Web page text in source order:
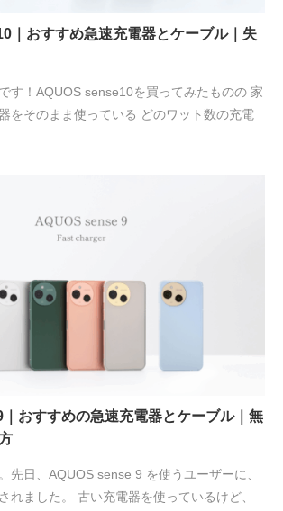
｜おすすめ急速充電器とケーブル｜失
す！AQUOS sense10を買ってみたものの 家
をそのまま使っている どのワット数の充電
おすすめの急速充電器とケーブル｜無
先日、AQUOS sense 9 を使うユーザーに、
れました。 古い充電器を使っているけど、